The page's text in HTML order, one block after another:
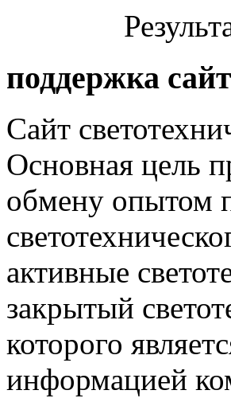
поддержка
Сайт
Основная цель
обмену опытом
активные
закрытый
которого
информацией